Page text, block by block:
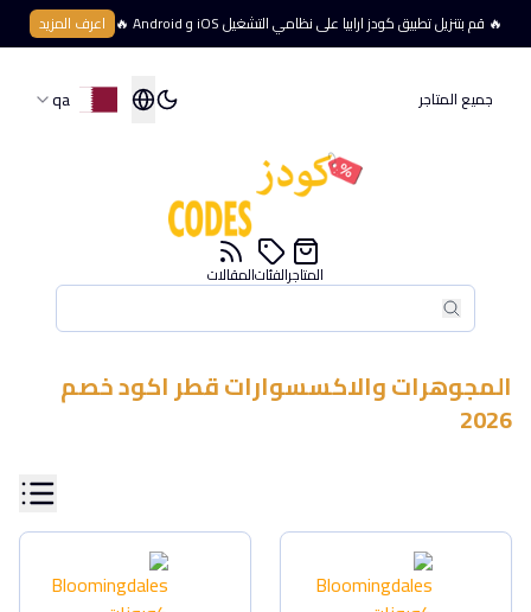
🔥 قم بتنزيل تطبيق كودز ارابيا على نظامي التشغيل iOS و Android 🔥 اعرف المزيد
جميع المتاجر qa
بحث
بحث
المتاجرالفئاتالمقالات
المجوهرات والاكسسواراتقطراكود خصم
2026